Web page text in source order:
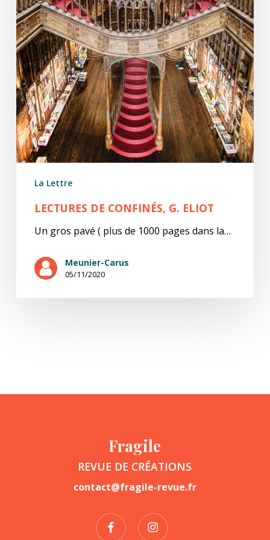
La Lettre
LECTURES DE CONFINÉS, G. ELIOT
Un gros pavé ( plus de 1000 pages dans la…
Meunier-Carus
05/11/2020
Fragile
REVUE DE CRÉATIONS
contact@fragile-revue.fr
facebook instagram